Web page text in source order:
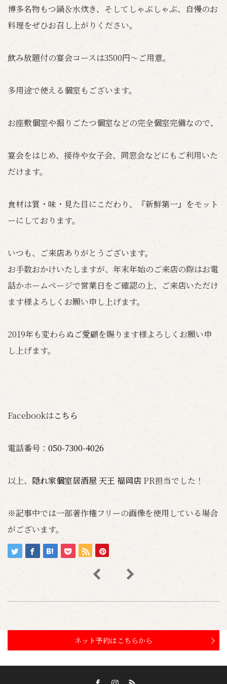
博多名物もつ鍋＆水炊き、そしてしゃぶしゃぶ、自慢のお
料理をぜひお召し上がりください。
飲み放題付の宴会コースは3500円～ご用意。
多用途で使える個室もございます。
お座敷個室や掘りごたつ個室などの完全個室完備なので、
宴会をはじめ、接待や女子会、同窓会などにもご利用いた
だけます。
食材は質・味・見た目にこだわり、『新鮮第一』をモット
ーにしております。
いつも、ご来店ありがとうございます。
お手数おかけいたしますが、年末年始のご来店の際はお電
話かホームページで営業日をご確認の上、ご来店いただけ
ます様よろしくお願い申し上げます。
2019年も変わらぬご愛顧を賜ります様よろしくお願い申
し上げます。
Facebookはこちら
電話番号： 050-7300-4026
以上、 隠れ家個室居酒屋 天王 福岡店 PR担当でした！
※記事中では一部著作権フリーの画像を使用している場合
がございます。
ネット予約はこちらから